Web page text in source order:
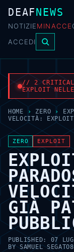
DEAFNEWS
NOTIZIEMINACCE
ACCEDI
// 2
EXPLOIT
HOME › ZERO ›
VELOCITÀ:
ZERO EXPLOIT
GIÀ
PUBLISHED: 07
BYSAMUEL SEGATO